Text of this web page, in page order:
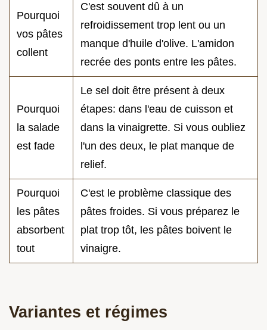
Pourquoi
vos pâtes
collent
C'est souvent dû à un
refroidissement trop lent ou un
manque d'huile d'olive. L'amidon
recrée des ponts entre les pâtes.
Pourquoi
la salade
est fade
Le sel doit être présent à deux
étapes: dans l'eau de cuisson et
dans la vinaigrette. Si vous oubliez
l'un des deux, le plat manque de
relief.
Pourquoi
les pâtes
absorbent
tout
C'est le problème classique des
pâtes froides. Si vous préparez le
plat trop tôt, les pâtes boivent le
vinaigre.
Variantes et régimes